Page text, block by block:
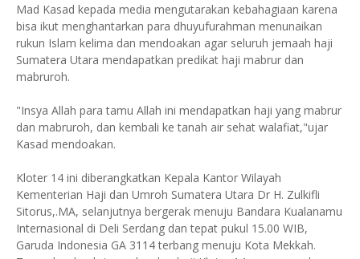
Mad Kasad kepada media mengutarakan kebahagiaan karena
bisa ikut menghantarkan para dhuyufurahman menunaikan
rukun Islam kelima dan mendoakan agar seluruh jemaah haji
Sumatera Utara mendapatkan predikat haji mabrur dan
mabruroh.
"Insya Allah para tamu Allah ini mendapatkan haji yang mabrur
dan mabruroh, dan kembali ke tanah air sehat walafiat,"ujar
Kasad mendoakan.
Kloter 14 ini diberangkatkan Kepala Kantor Wilayah
Kementerian Haji dan Umroh Sumatera Utara Dr H. Zulkifli
Sitorus,.MA, selanjutnya bergerak menuju Bandara Kualanamu
Internasional di Deli Serdang dan tepat pukul 15.00 WIB,
Garuda Indonesia GA 3114 terbang menuju Kota Mekkah.